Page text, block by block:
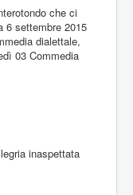
che ci
6 settembre 2015
dialettale,
03 Commedia
inaspettata